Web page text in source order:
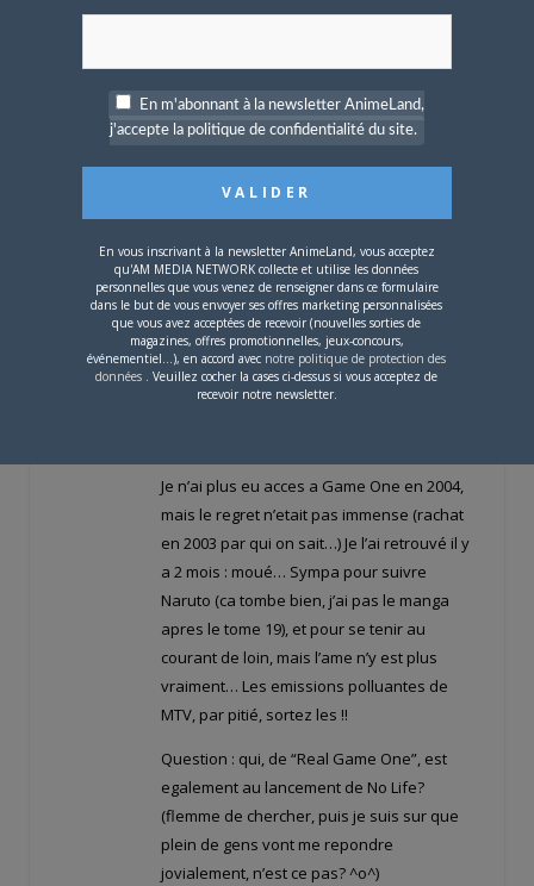
C’etait l’epoque de Focus, Memoire Vive, de
Memoire Vive version 2007, ca parle des
Meme les emissions transverses restaient
coherentes avec la chaine : BD One,
Cinématek, 2000One, etc…
Les seules qui me soulaient un peu,
c’etaient Free Style (glisse) & Sound Test
Je n’ai plus eu acces a Game One en 2004,
mais le regret n’etait pas immense (rachat
en 2003 par qui on sait…) Je l’ai retrouvé il y
a 2 mois : moué… Sympa pour suivre
Naruto (ca tombe bien, j’ai pas le manga
apres le tome 19), et pour se tenir au
courant de loin, mais l’ame n’y est plus
vraiment… Les emissions polluantes de
MTV, par pitié, sortez les !!
Question : qui, de “Real Game One”, est
egalement au lancement de No Life?
(flemme de chercher, puis je suis sur que
plein de gens vont me repondre
jovialement, n’est ce pas? ^o^)
En m'abonnant à la newsletter AnimeLand,
j'accepte la politique de confidentialité du site.
En vous inscrivant à la newsletter AnimeLand, vous acceptez
qu'AM MEDIA NETWORK collecte et utilise les données
personnelles que vous venez de renseigner dans ce formulaire
dans le but de vous envoyer ses offres marketing personnalisées
que vous avez acceptées de recevoir (nouvelles sorties de
magazines, offres promotionnelles, jeux-concours,
événementiel...), en accord avec notre politique de protection des
données . Veuillez cocher la cases ci-dessus si vous acceptez de
recevoir notre newsletter.